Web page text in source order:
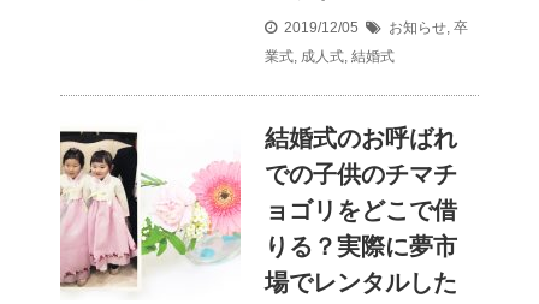
2019/12/05 お知らせ, 卒
業式, 成人式, 結婚式
結婚式のお呼ばれ
での子供のチマチ
ョゴリをどこで借
りる？実際に夢市
場でレンタルした